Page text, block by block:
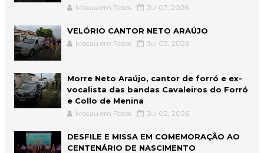
Macau em Fotos Jul 07, 2026
VELÓRIO CANTOR NETO ARAÚJO
Macau em Fotos Jul 03, 2026
Morre Neto Araújo, cantor de forró e ex-
vocalista das bandas Cavaleiros do Forró
e Collo de Menina
Macau em Fotos Jul 02, 2026
DESFILE E MISSA EM COMEMORAÇÃO AO
CENTENÁRIO DE NASCIMENTO